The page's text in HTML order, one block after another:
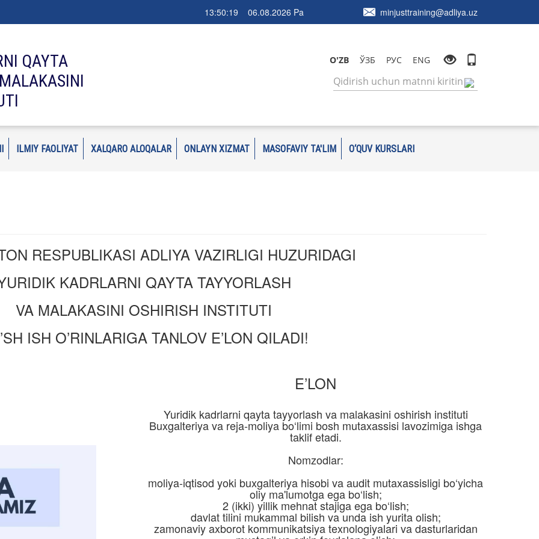
13:50:20 06.08.2026 Pa minjusttraining@adliya.uz
QAYTA
O'ZB ЎЗБ РУС ENG
ILMIY FAOLIYAT XALQARO ALOQALAR ONLAYN XIZMAT MASOFAVIY TA'LIM O‘QUV KURSLARI
RESPUBLIKASI ADLIYA VAZIRLIGI HUZURIDAGI
KADRLARNI QAYTA TAYYORLASH
VA MALAKASINI OSHIRISH INSTITUTI
ISH O’RINLARIGA TANLOV E’LON QILADI!
E’LON
Yuridik kadrlarni qayta tayyorlash va malakasini oshirish instituti
Buxgalteriya va reja-moliya bo‘limi bosh mutaxassisi lavozimiga ishga
taklif etadi.
Nomzodlar:
moliya-iqtisod yoki buxgalteriya hisobi va audit mutaxassisligi bo‘yicha
oliy ma'lumotga ega bo‘lish;
2 (ikki) yillik mehnat stajiga ega bo‘lish;
davlat tilini mukammal bilish va unda ish yurita olish;
zamonaviy axborot kommunikatsiya texnologiyalari va dasturlaridan